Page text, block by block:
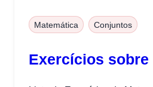
Matemática Conjuntos
Exercícios sobre